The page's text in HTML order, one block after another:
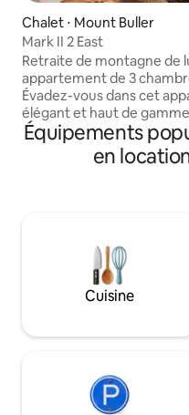
Chalet ⋅ Mount Buller
Mark II 2 East
Retraite de montagne de
appartement de 3
Évadez-vous dans cet
élégant et haut de
rénové avec 3 chambres,
bain, une salle d'eau
local à chaussures et un
dans toutes les conditions
météorologiques. Grâce aux fenêtres
qui s'étendent du sol au
inondent l'espace de
ininterrompue.
Équipements
en
Cuisine